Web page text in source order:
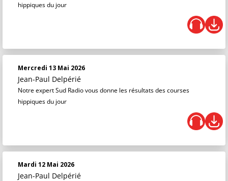
hippiques du jour
Mercredi 13 Mai 2026
Jean-Paul Delpérié
Notre expert Sud Radio vous donne les résultats des courses
hippiques du jour
Mardi 12 Mai 2026
Jean-Paul Delpérié